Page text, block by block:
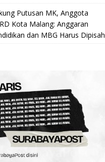
Putusan MK, Anggota
Kota Malang: Anggaran
dan MBG Harus Dipisah